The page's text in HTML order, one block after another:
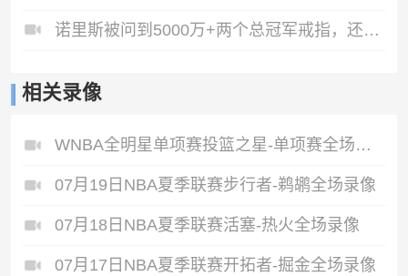
诺里斯被问到5000万+两个总冠军戒指，还是哈登的整个职业生涯
相关录像
WNBA全明星单项赛投篮之星-单项赛全场录像
07月19日NBA夏季联赛步行者-鹈鹕全场录像
07月18日NBA夏季联赛活塞-热火全场录像
07月17日NBA夏季联赛开拓者-掘金全场录像